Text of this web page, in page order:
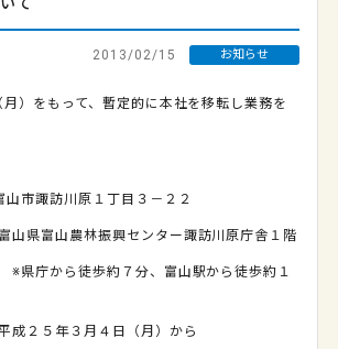
2013/02/15 お知らせ
）をもって、暫定的に本社を移転し業務を
諏訪川原１丁目３－２２
林振興センター諏訪川原庁舎１階
約７分、富山駅から徒歩約１
年３月４日（月）から